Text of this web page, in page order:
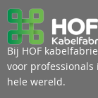
Bij HOF
voor
hele wereld.